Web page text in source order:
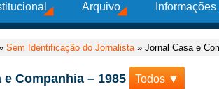
Arquivo
Sem Identificação do Jornalista» Jornal Casa e
Companhia – 1985 Todos ▼